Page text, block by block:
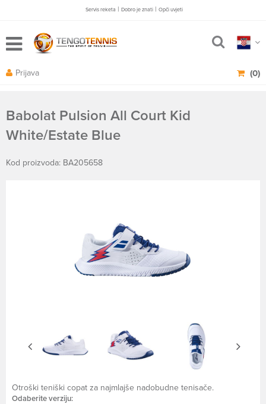
Servis reketa | Dobro je znati | Opči uvjeti
(0)
Prijava
Babolat Pulsion All Court Kid
White/Estate Blue
Kod proizvoda: BA205658
Otroški teniški copat za najmlajše nadobudne tenisače.
Odaberite verziju: